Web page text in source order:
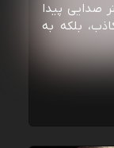
صدایی پیدا
بلکه به